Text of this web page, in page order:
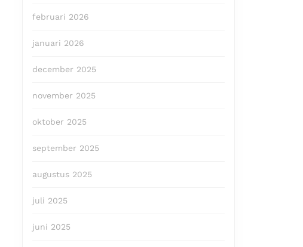
februari 2026
januari 2026
december 2025
november 2025
oktober 2025
september 2025
augustus 2025
juli 2025
juni 2025